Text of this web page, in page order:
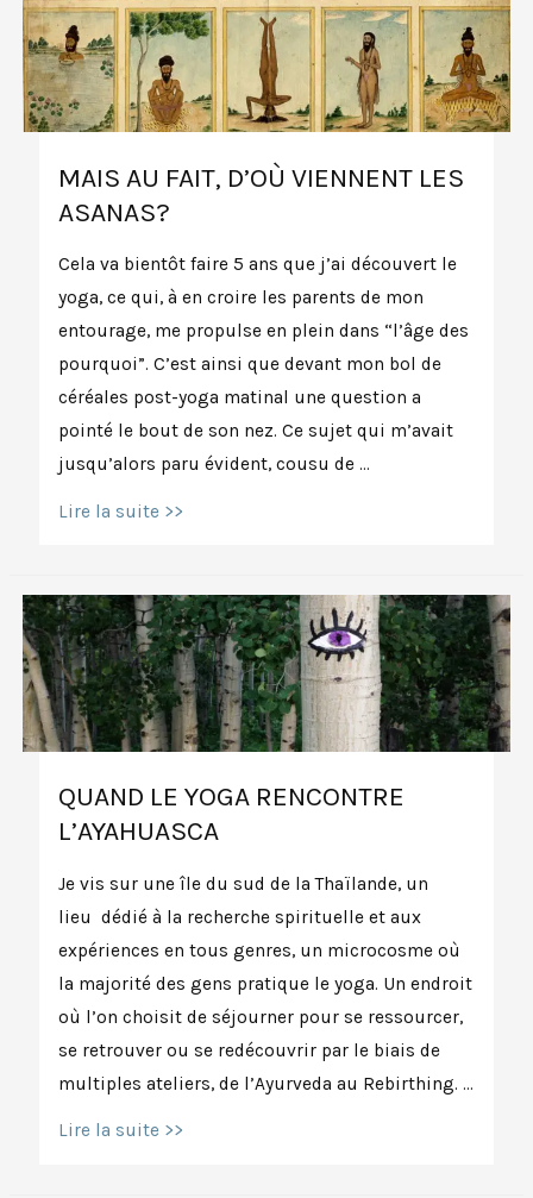
MAIS AU FAIT, D’OÙ VIENNENT LES
ASANAS?
Cela va bientôt faire 5 ans que j’ai découvert le
yoga, ce qui, à en croire les parents de mon
entourage, me propulse en plein dans “l’âge des
pourquoi”. C’est ainsi que devant mon bol de
céréales post-yoga matinal une question a
pointé le bout de son nez. Ce sujet qui m’avait
jusqu’alors paru évident, cousu de …
Mais
les
asanas?
Lire la suite >>
QUAND LE YOGA RENCONTRE
L’AYAHUASCA
Je vis sur une île du sud de la Thaïlande, un
lieu dédié à la recherche spirituelle et aux
expériences en tous genres, un microcosme où
la majorité des gens pratique le yoga. Un endroit
où l’on choisit de séjourner pour se ressourcer,
se retrouver ou se redécouvrir par le biais de
multiples ateliers, de l’Ayurveda au Rebirthing. …
Quand
Lire la suite >>